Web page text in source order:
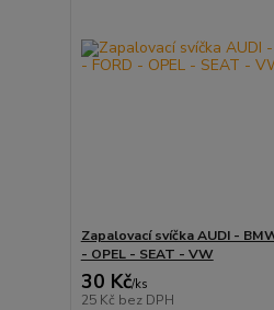
Zapalovací svíčka AUDI -
- OPEL - SEAT - VW
30 Kč/ks
25 Kč bez DPH